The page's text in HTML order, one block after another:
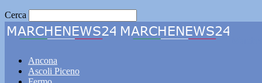
Cerca
Ancona
Ascoli Piceno